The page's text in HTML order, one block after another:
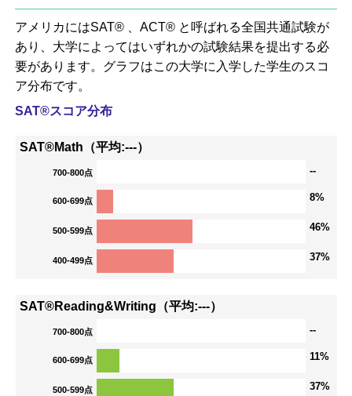
アメリカにはSAT® 、ACT® と呼ばれる全国共通試験が
あり、大学によってはいずれかの試験結果を提出する必
要があります。グラフはこの大学に入学した学生のスコ
ア分布です。
SAT®スコア分布
SAT®Math（平均:---）
700-800点 --
600-699点 8%
500-599点 46%
400-499点 37%
SAT®Reading&Writing（平均:---）
700-800点 --
600-699点 11%
500-599点 37%